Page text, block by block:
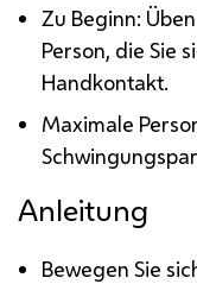
Zu Beginn:
Person, die Sie
Handkontakt.
Maximale
Anleitung
Bewegen Sie